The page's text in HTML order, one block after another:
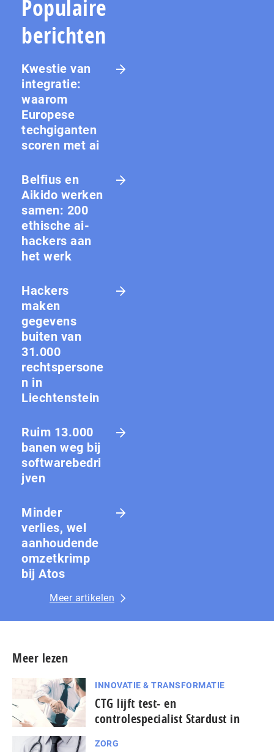
Populaire
berichten
Kwestie van
integratie:
waarom
Europese
techgiganten
scoren met ai
Belfius en
Aikido werken
samen: 200
ethische ai-
hackers aan
het werk
Hackers
maken
gegevens
buiten van
31.000
rechtspersone
n in
Liechtenstein
Ruim 13.000
banen weg bij
softwarebedri
jven
Minder
verlies, wel
aanhoudende
omzetkrimp
bij Atos
Meer artikelen
Meer lezen
INNOVATIE & TRANSFORMATIE
CTG lijft test- en
controlespecialist Stardust in
ZORG